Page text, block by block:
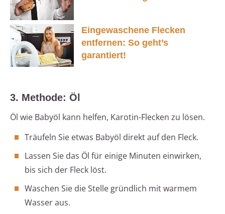
Eingewaschene Flecken
entfernen: So geht’s
garantiert!
3. Methode: Öl
Öl wie Babyöl kann helfen, Karotin-Flecken zu lösen.
Träufeln Sie etwas Babyöl direkt auf den Fleck.
Lassen Sie das Öl für einige Minuten einwirken,
bis sich der Fleck löst.
Waschen Sie die Stelle gründlich mit warmem
Wasser aus.